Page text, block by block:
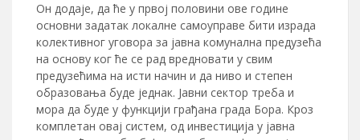
Он додаје, да ће у првој половини ове године
основни задатак локалне самоуправе бити израда
колективног уговора за јавна комунална предузећа
на основу ког ће се рад вредновати у свим
предузећима на исти начин и да ниво и степен
образовања буде једнак. Јавни сектор треба и
мора да буде у функцији грађана града Бора. Кроз
комплетан овај систем, од инвестиција у јавна